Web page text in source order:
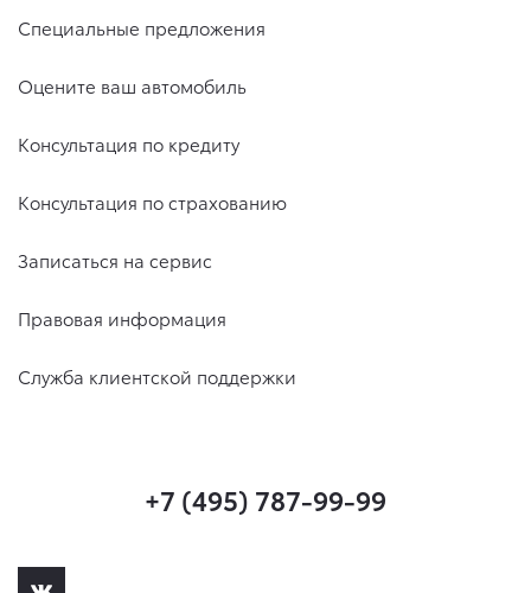
Специальные предложения
Оцените ваш автомобиль
Консультация по кредиту
Консультация по страхованию
Записаться на сервис
Правовая информация
Служба клиентской поддержки
+7 (495) 787-99-99